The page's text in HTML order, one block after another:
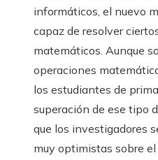
informáticos, el nuevo
capaz de resolver
matemáticos. Aunque
operaciones
los estudiantes de
superación de ese tipo
que los investigadores
muy optimistas sobre